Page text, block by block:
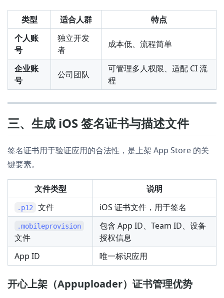
类型 适合人群
特点
个人账
号
独立开发
者
成本低、流程简单
企业账
号
公司团队
可管理多人权限、适配 CI 流
程
三、生成 iOS 签名证书与描述文件
签名证书用于验证应用的合法性，是上架 App Store 的关
键要素。
文件类型 说明
.p12 文件 iOS 证书文件，用于签名
.mobileprovision
文件
包含 App ID、Team ID、设备
授权信息
App ID
唯一标识应用
开心上架（Appuploader）证书管理优势